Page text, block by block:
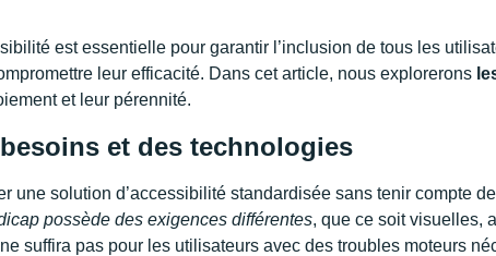
est essentielle pour garantir l’inclusion de tous les
leur efficacité. Dans cet article, nous explorerons
et leur pérennité.
et des technologies
une solution d’accessibilité standardisée sans tenir compte
possède des exigences différentes, que ce soit visuelles,
suffira pas pour les utilisateurs avec des troubles moteurs